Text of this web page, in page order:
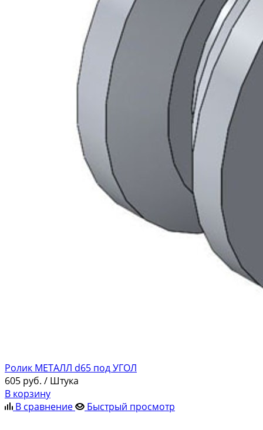
Ролик МЕТАЛЛ d65 под УГОЛ
605 руб. / Штука
В корзину
В сравнение
Быстрый просмотр